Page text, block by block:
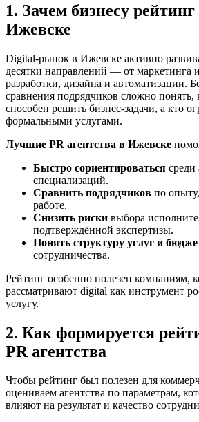
1. Зачем бизнесу рейтинг
Ижевске
Digital-рынок в Ижевске активно
десятки направлений — от маркетинга
разработки, дизайна и автоматизации.
сравнения подрядчиков сложно понять,
способен решить бизнес-задачи, а кто
формальными услугами.
Лучшие PR агентства в Ижевске
Быстро сориентироваться среди
специализаций.
Сравнить подрядчиков по
работе.
Снизить риски выбора
подтверждённой экспертизы.
Понять структуру услуг и
сотрудничества.
Рейтинг особенно полезен компаниям,
рассматривают digital как инструмент
услугу.
2. Как формируется
PR агентства
Чтобы рейтинг был полезен для
оцениваем агентства по параметрам,
влияют на результат и качество